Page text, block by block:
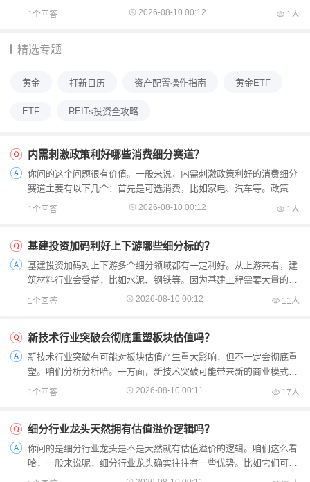
会让相关企业的利润增加，从而吸引更多资金关注该板块。比...
1个回答 2026-08-10 00:12 1人
精选专题
黄金 打新日历 资产配置操作指南 黄金ETF
ETF REITs投资全攻略
内需刺激政策利好哪些消费细分赛道？
你问的这个问题很有价值。一般来说，内需刺激政策利好的消费细分
赛道主要有以下几个：首先是可选消费，比如家电、汽车等。政策推
动下，消费者可能会增加对这些耐用消费品的购买。其次是...
1个回答 2026-08-10 00:12 1人
基建投资加码利好上下游哪些细分标的？
基建投资加码对上下游多个细分领域都有一定利好。从上游来看，建
筑材料行业会受益，比如水泥、钢铁等。因为基建工程需要大量的建
筑材料，需求增加会带动相关企业业绩提升。还有工程机械...
1个回答 2026-08-10 00:12 11人
新技术行业突破会彻底重塑板块估值吗？
新技术行业突破有可能对板块估值产生重大影响，但不一定会彻底重
塑。咱们分析分析哈。一方面，新技术突破可能带来新的商业模式、
市场份额和盈利预期的大幅提升，比如过去新能源汽车技术...
1个回答 2026-08-10 00:11 17人
细分行业龙头天然拥有估值溢价逻辑吗？
你问的是细分行业龙头是不是天然就有估值溢价的逻辑。咱们这么看
哈，一般来说呢，细分行业龙头确实往往有一些优势。比如它们可能
在技术、品牌、市场份额等方面领先，这可能会带来更高的...